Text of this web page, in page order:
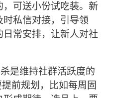
可送小份试吃装。新
私信对接，引导领
常安排，让新人对社
是维持社群活跃度的
前规划，比如每周固